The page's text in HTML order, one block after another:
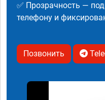
✅ Прозрачность —
телефону и
Позвонить